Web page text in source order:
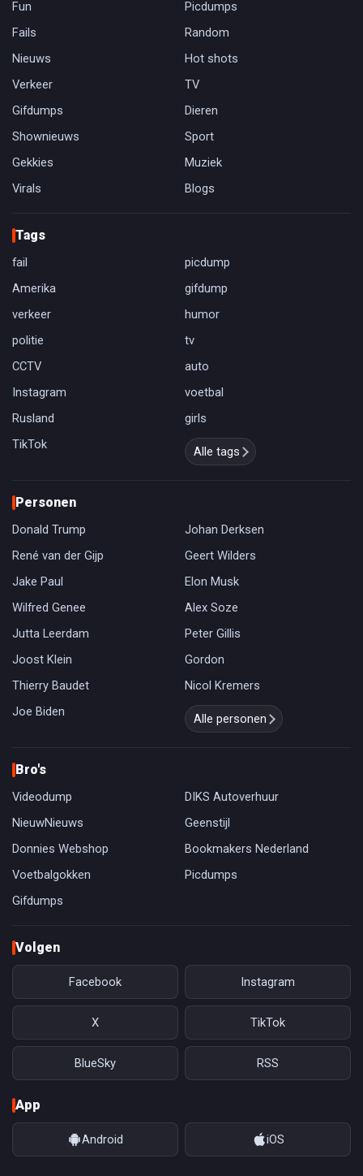
Fun
Picdumps
Fails
Random
Nieuws
Hot shots
Verkeer
TV
Gifdumps
Dieren
Shownieuws
Sport
Gekkies
Muziek
Virals
Blogs
Tags
fail
picdump
Amerika
gifdump
verkeer
humor
politie
tv
CCTV
auto
Instagram
voetbal
Rusland
girls
TikTok
Alle tags
Personen
Donald Trump
Johan Derksen
René van der Gijp
Geert Wilders
Jake Paul
Elon Musk
Wilfred Genee
Alex Soze
Jutta Leerdam
Peter Gillis
Joost Klein
Gordon
Thierry Baudet
Nicol Kremers
Joe Biden
Alle personen
Bro's
Videodump
DIKS Autoverhuur
NieuwNieuws
Geenstijl
Donnies Webshop
Bookmakers Nederland
Voetbalgokken
Picdumps
Gifdumps
Volgen
Facebook Instagram
X TikTok
BlueSky RSS
App
Android iOS